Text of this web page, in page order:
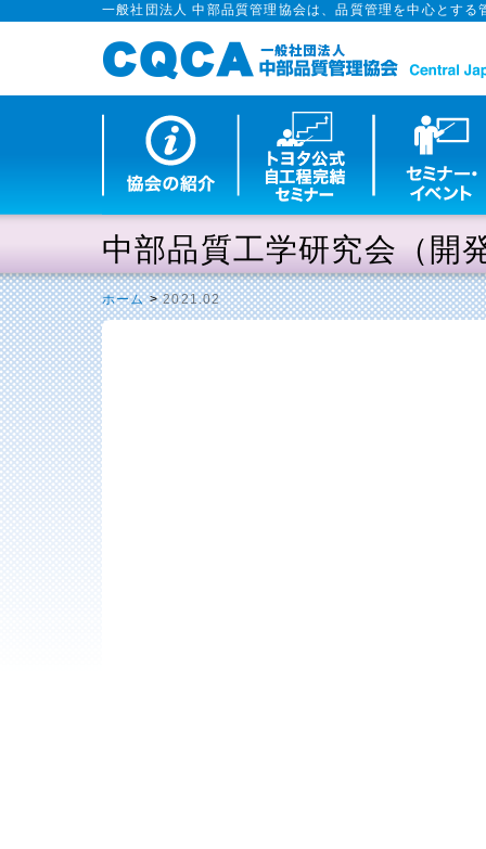
一般社団法人 中部品質管理協会は、品質管理を中心とす
中部品質工学研究会（開
ホーム>2021.02